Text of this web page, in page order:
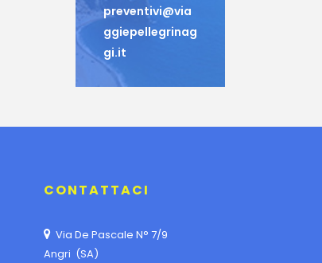
preventivi@via
ggiepellegrinag
gi.it
CONTATTACI
Via De Pascale N° 7/9
Angri (SA)